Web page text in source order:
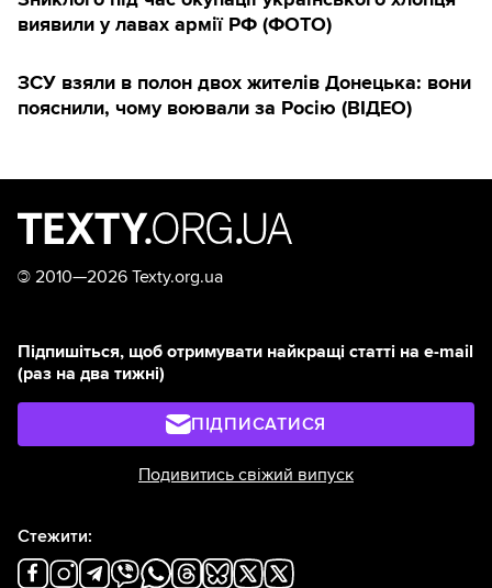
виявили у лавах армії РФ (ФОТО)
ЗСУ взяли в полон двох жителів Донецька: вони
пояснили, чому воювали за Росію (ВІДЕО)
© 2010—2026 Texty.org.ua
Підпишіться, щоб отримувати найкращі статті на e-mail
(раз на два тижні)
ПІДПИСАТИСЯ
Подивитись свіжий випуск
Стежити: